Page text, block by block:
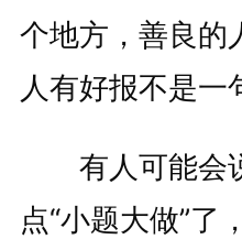
个地方，善良的
人有好报不是一
有人可能会
点“小题大做”了